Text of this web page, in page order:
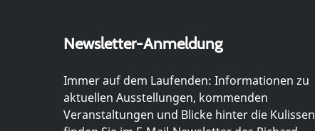
Newsletter-Anmeldung
Immer auf dem Laufenden: Informationen zu
aktuellen Ausstellungen, kommenden
Veranstaltungen und Blicke hinter die Kulissen